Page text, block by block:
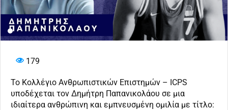
179
Το Κολλέγιο Ανθρωπιστικών Επιστημών – ICPS
υποδέχεται τον Δημήτρη Παπανικολάου σε μια
ιδιαίτερα ανθρώπινη και εμπνευσμένη ομιλία με τίτλο: